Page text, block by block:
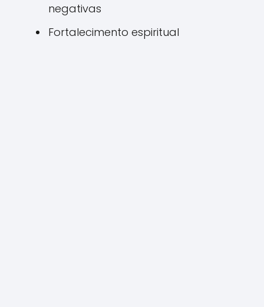
negativas
Fortalecimento espiritual